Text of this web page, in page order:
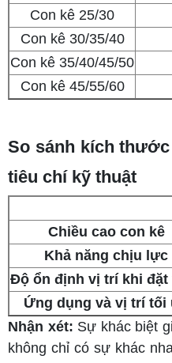
Con kê 25/30
Con kê 30/35/40
Con kê 35/40/45/50
Con kê 45/55/60
So sánh kích
tiêu chí kỹ thuật
Chiều cao con kê
Khả năng chịu lực
Độ ổn định vị trí khi đặt
Ứng dụng và vị trí tối
Nhận xét: Sự khác biệt
không chỉ có sự khác